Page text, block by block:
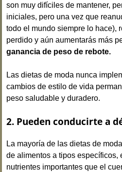
son muy difíciles de mantener,
iniciales, pero una vez que
todo el mundo siempre lo hace),
perdido y aún aumentarás más
ganancia de peso de rebote.
Las dietas de moda nunca
cambios de estilo de vida
peso saludable y duradero.
2. Pueden conducirte a
La mayoría de las dietas de
de alimentos a tipos específicos,
nutrientes importantes que el